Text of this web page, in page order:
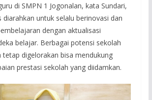
di SMPN 1 Jogonalan, kata Sundari,
diarahkan untuk selalu berinovasi dan
dengan aktualisasi
belajar. Berbagai potensi sekolah
tetap digelorakan bisa mendukung
prestasi sekolah yang diidamkan.